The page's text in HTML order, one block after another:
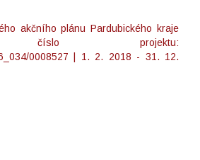
akčního plánu Pardubického kraje
číslo projektu:
0008527 | 1. 2. 2018 - 31. 12.